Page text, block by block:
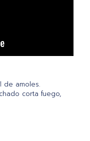
de amoles.
corta fuego,